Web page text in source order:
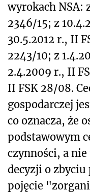
wyrokach NSA:
2346/15; z
30.5.2012 r., II
2243/10; z
2.4.2009 r., II
II FSK 28/08.
gospodarczej
co oznacza, że
podstawowym
czynności, a
decyzji o
pojęcie